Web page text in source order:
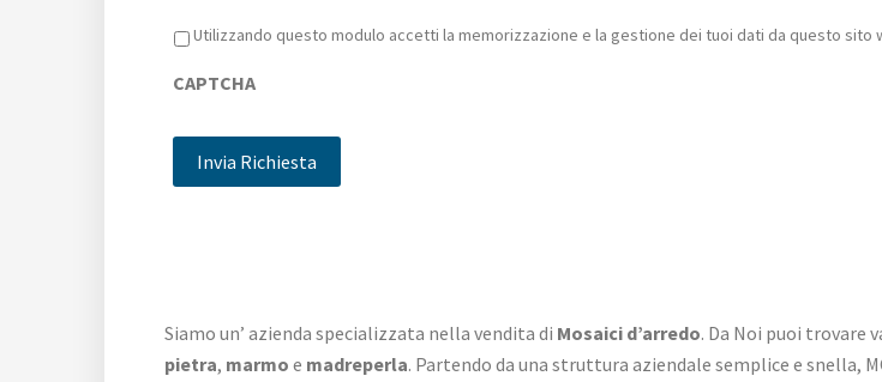
Privacy *
Utilizzando questo modulo accetti la memorizzazione e la gestione dei tuoi dati da questo sito
CAPTCHA
Siamo un’ azienda specializzata nella vendita di Mosaici d’arredo. Da Noi puoi trovare
pietra, marmo e madreperla. Partendo da una struttura aziendale semplice e snella,